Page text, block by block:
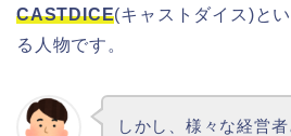
CASTDICE(キャストダイス)と
る人物です。
しかし、様々な経営